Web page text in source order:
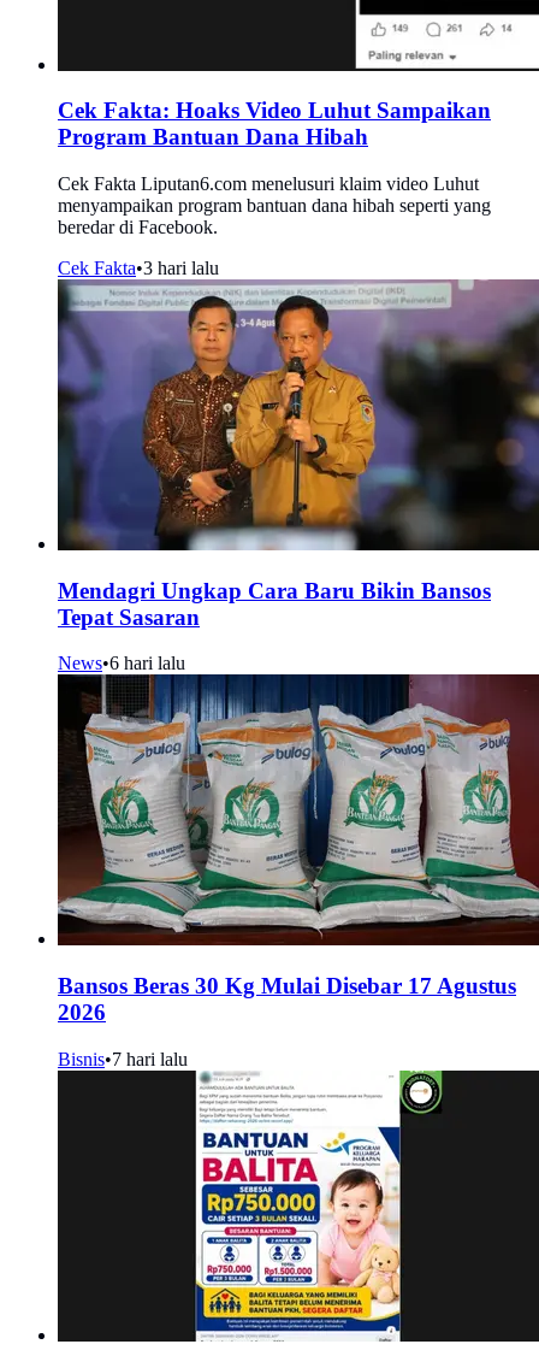
Cek Fakta: Hoaks Video Luhut Sampaikan
Program Bantuan Dana Hibah
Cek Fakta Liputan6.com menelusuri klaim video Luhut
menyampaikan program bantuan dana hibah seperti yang
beredar di Facebook.
Cek Fakta•3 hari lalu
Mendagri Ungkap Cara Baru Bikin Bansos
Tepat Sasaran
News•6 hari lalu
Bansos Beras 30 Kg Mulai Disebar 17 Agustus
2026
Bisnis•7 hari lalu